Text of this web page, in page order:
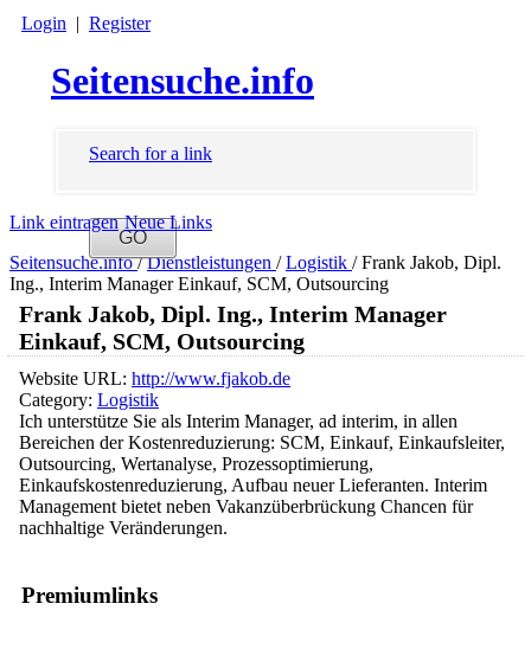
Login | Register
Seitensuche.info
Search for a link
Link eintragen Neue Links
Seitensuche.info/ Dienstleistungen / Logistik / Frank Jakob, Dipl.
Ing., Interim Manager Einkauf, SCM, Outsourcing
Premiumlinks
Frank Jakob, Dipl. Ing., Interim Manager
Einkauf, SCM, Outsourcing
Website URL: http://www.fjakob.de
Category: Logistik
Ich unterstütze Sie als Interim Manager, ad interim, in allen
Bereichen der Kostenreduzierung: SCM, Einkauf, Einkaufsleiter,
Outsourcing, Wertanalyse, Prozessoptimierung,
Einkaufskostenreduzierung, Aufbau neuer Lieferanten. Interim
Management bietet neben Vakanzüberbrückung Chancen für
nachhaltige Veränderungen.